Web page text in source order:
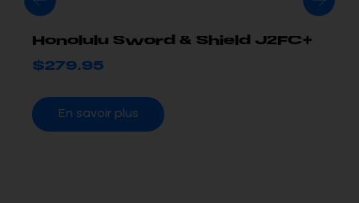
Honolulu Sword & Shield J2FC+
$279.95
En savoir plus